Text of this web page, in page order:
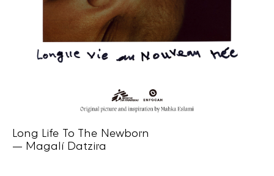
Long Life To The Newborn
— Magalí Datzira